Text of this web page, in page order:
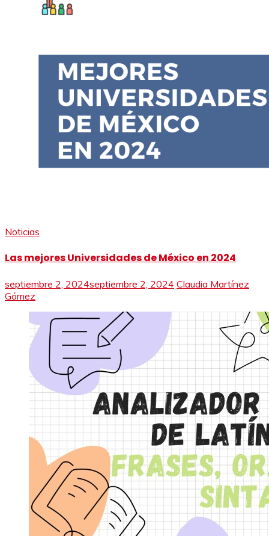
Noticias
Las mejores Universidades de México en 2024
septiembre 2, 2024septiembre 2, 2024 Claudia Martínez
Gómez